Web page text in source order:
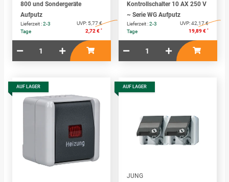
800 und Sondergeräte
Aufputz
Lieferzeit :2-3
Tage
UVP: 5,77 €
2,72 € *
Kontrollschalter 10 AX 250 V
~ Serie WG Aufputz
Lieferzeit :2-3
Tage
UVP:42,17 €
19,89 € *
AUF LAGER AUF LAGER
JUNG